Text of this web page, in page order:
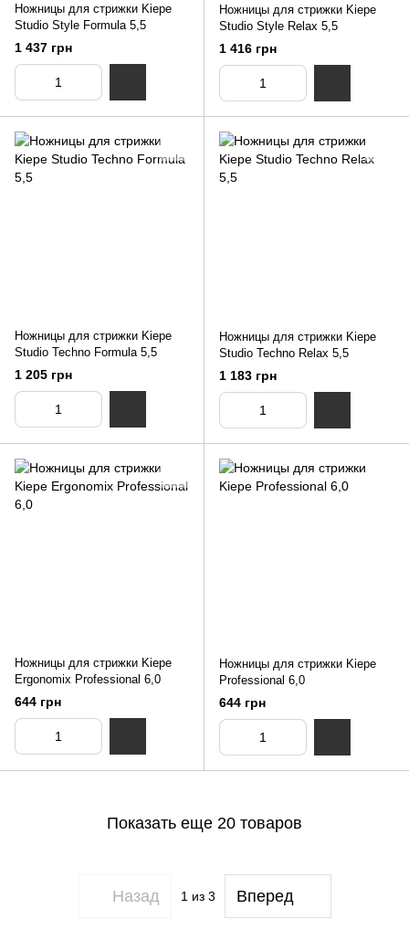
Ножницы для стрижки Kiepe
Studio Style Formula 5,5
1 437 грн
Ножницы для стрижки Kiepe
Studio Style Relax 5,5
1 416 грн
Ножницы для стрижки Kiepe
Studio Techno Formula 5,5
1 205 грн
Ножницы для стрижки Kiepe
Studio Techno Relax 5,5
1 183 грн
Ножницы для стрижки Kiepe
Ergonomix Professional 6,0
644 грн
Ножницы для стрижки Kiepe
Professional 6,0
644 грн
Показать еще 20 товаров
Назад 1из 3 Вперед